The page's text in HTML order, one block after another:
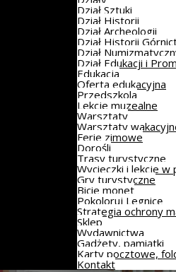
Dział Sztuki
Dział Historii
Dział Archeologii
Dział Historii
Dział
Dział Edukacji i
Edukacja
Oferta edukacyjna
Przedszkola
Lekcje muzealne
Warsztaty
Warsztaty
Ferie zimowe
Dorośli
Trasy turystyczne
Wycieczki i lekcje w
Gry turystyczne
Bicie monet
Pokoloruj Legnicę
Strategia ochrony
Sklep
Wydawnictwa
Gadżety, pamiątki
Karty pocztowe,
Kontakt